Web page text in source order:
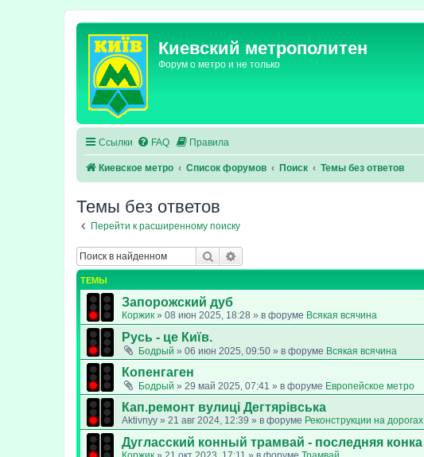
Киевский метрополитен
Форум о метро и не только
Ссылки FAQ Правила
Киевское метро Список форумов Поиск Темы без ответов
Темы без ответов
Перейти к расширенному поиску
Поиск
ТЕМЫ
Запорожский дуб
Коржик » 08 июн 2025, 18:28 » в форуме Всякая всячина
Русь - це Київ.
Бодрый » 06 июн 2025, 09:50 » в форуме Всякая всячина
Копенгаген
Бодрый » 29 май 2025, 07:41 » в форуме Европейское метро
Кап.ремонт вулиці Дегтярівська
Aktivnyy » 21 авг 2024, 12:39 » в форуме Реконструкции на дорогах
Дугласский конный трамвай - последняя конка